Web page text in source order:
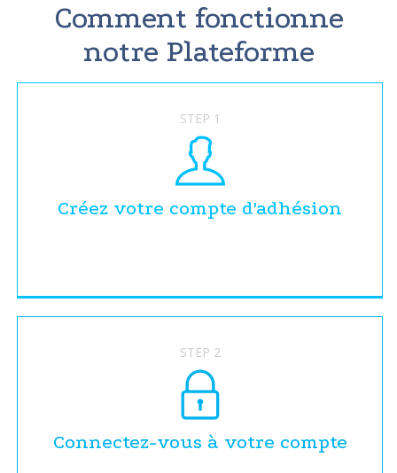
Comment fonctionne
notre Plateforme
STEP 1
Créez votre compte d'adhésion
STEP 2
Connectez-vous à votre compte